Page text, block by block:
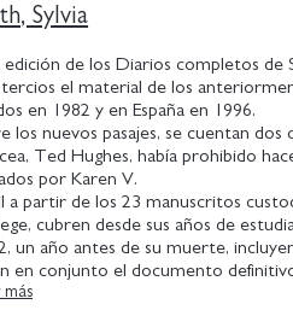
Sylvia
edición de los Diarios completos de
el material de los
en 1982 y en España en 1996.
los nuevos pasajes, se cuentan dos
Ted Hughes, había prohibido
por Karen V.
a partir de los 23 manuscritos
cubren desde sus años de
un año antes de su muerte,
en conjunto el documento
las poetas icónicas del siglo XX.
más